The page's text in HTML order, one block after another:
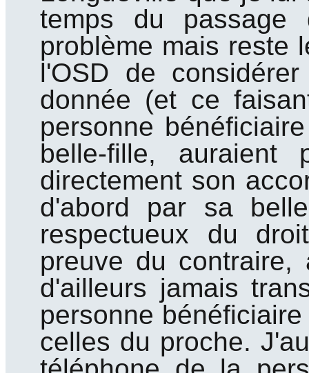
temps du
problème mais reste
l'OSD de
donnée (et ce
personne
belle-fille,
directement son
d'abord par sa
respectueux du
preuve du contraire,
d'ailleurs jamais
personne
celles du proche.